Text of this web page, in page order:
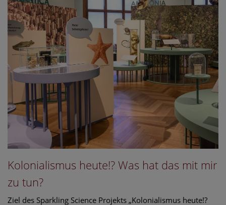
Kolonialismus heute!? Was hat das mit mir
zu tun?
Ziel des Sparkling Science Projekts „Kolonialismus heute!?